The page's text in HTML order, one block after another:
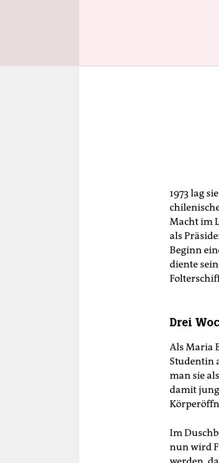
1973 lag
Macht im
als
Beginn
diente
Drei
Als Maria
Studentin
man sie
damit
Im
nun wird